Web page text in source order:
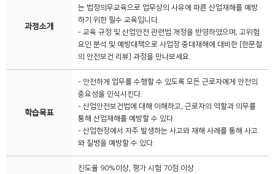
과정소개
는 법정의무교육으로 업무상의 사유에 따른 산업재해를 예방
하기 위한 필수 교육입니다.
- 교육 규정 및 산업안전 관련법 개정을 반영하였으며, 고위험
요인 분석 및 예방대책으로 사업장 중대재해에 대비한 [한문철
의 안전보건 리뷰] 과정을 만나보세요.
학습목표
- 안전하게 업무를 수행할 수 있도록 모든 근로자에게 안전의
중요성을 인식시킨다.
- 산업안전보건법에 대해 이해하고, 근로자의 역할과 의무를
통해 산업재해를 예방할 수 있다.
- 산업현장에서 자주 발생하는 사고와 재해 사례를 통해 사고
와 질병을 예방할 수 있다.
진도율 90%이상, 평가 시험 70점 이상